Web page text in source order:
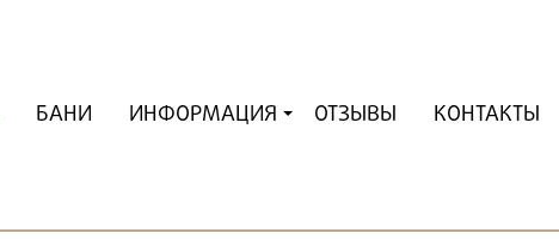
БАНИ ИНФОРМАЦИЯ ОТЗЫВЫ КОНТАКТЫ